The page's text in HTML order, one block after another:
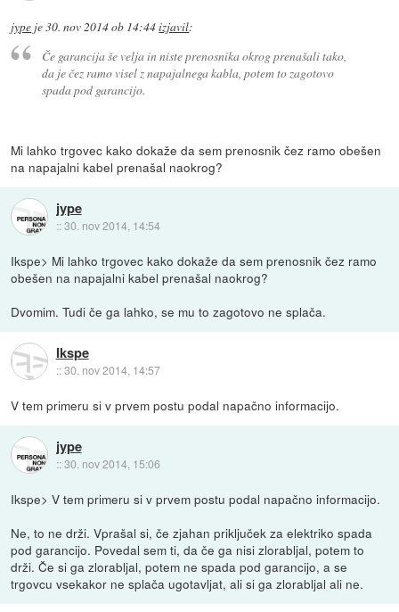
jype je30. nov 2014 ob 14:44izjavil:
Če garancija še velja in niste prenosnika okrog prenašali tako,
da je čez ramo visel z napajalnega kabla, potem to zagotovo
spada pod garancijo.
Mi lahko trgovec kako dokaže da sem prenosnik čez ramo obešen
na napajalni kabel prenašal naokrog?
jype
::30. nov 2014, 14:54
Ikspe> Mi lahko trgovec kako dokaže da sem prenosnik čez ramo
obešen na napajalni kabel prenašal naokrog?
Dvomim. Tudi če ga lahko, se mu to zagotovo ne splača.
Ikspe
::30. nov 2014, 14:57
V tem primeru si v prvem postu podal napačno informacijo.
jype
::30. nov 2014, 15:06
Ikspe> V tem primeru si v prvem postu podal napačno informacijo.
Ne, to ne drži. Vprašal si, če zjahan priključek za elektriko spada
pod garancijo. Povedal sem ti, da če ga nisi zlorabljal, potem to
drži. Če si ga zlorabljal, potem ne spada pod garancijo, a se
trgovcu vsekakor ne splača ugotavljat, ali si ga zlorabljal ali ne.